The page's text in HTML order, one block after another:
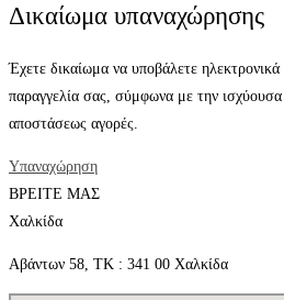
Δικαίωμα υπαναχώρησης
Έχετε δικαίωμα να υποβάλετε
παραγγελία σας, σύμφωνα με την ισχύουσα
αποστάσεως αγορές.
Υπαναχώρηση
ΒΡΕΙΤΕ ΜΑΣ
Χαλκίδα
Αβάντων 58, ΤΚ : 341 00 Χαλκίδα